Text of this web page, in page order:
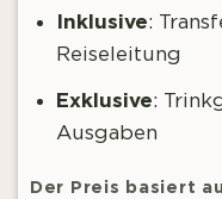
Inklusive:
Reiseleitung
Exklusive:
Ausgaben
Der Preis basiert